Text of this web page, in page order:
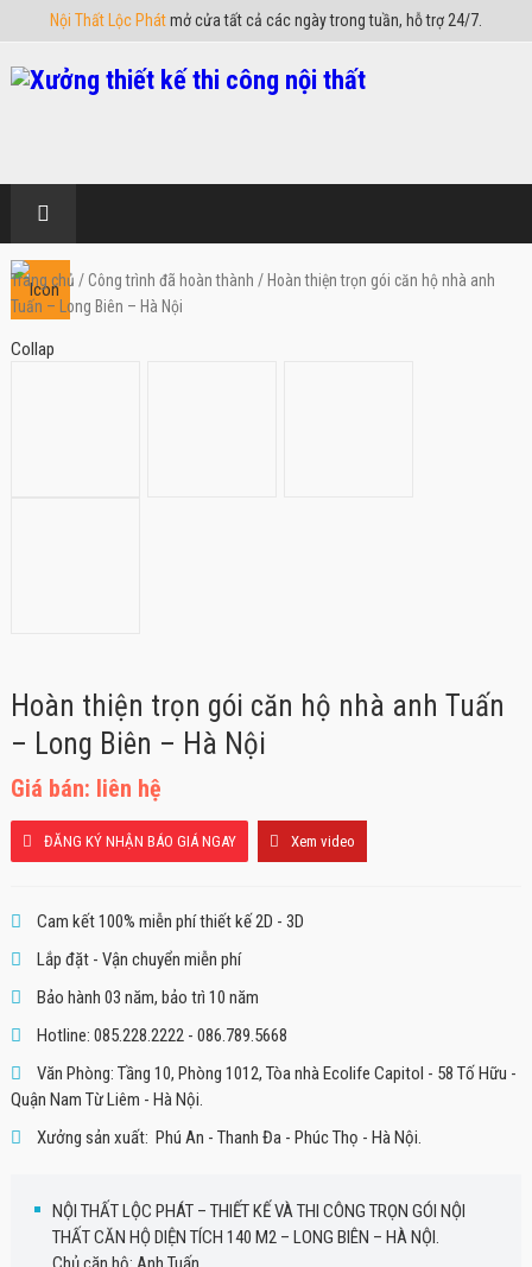
Nội Thất Lộc Phátmở cửa tất cả các ngày trong tuần, hỗ trợ 24/7.
Trang chủ /Công trình đã hoàn thành / Hoàn thiện trọn gói căn hộ nhà anh
Tuấn – Long Biên – Hà Nội
Hoàn thiện trọn gói căn hộ nhà anh Tuấn
– Long Biên – Hà Nội
Giá bán: liên hệ
ĐĂNG KÝ NHẬN BÁO GIÁ NGAY Xem video
Cam kết 100% miễn phí thiết kế 2D - 3D
Lắp đặt - Vận chuyển miễn phí
Bảo hành 03 năm, bảo trì 10 năm
Hotline: 085.228.2222 - 086.789.5668
Văn Phòng: Tầng 10, Phòng 1012, Tòa nhà Ecolife Capitol - 58 Tố Hữu -
Quận Nam Từ Liêm - Hà Nội.
Xưởng sản xuất: Phú An - Thanh Đa - Phúc Thọ - Hà Nội.
NỘI THẤT LỘC PHÁT – THIẾT KẾ VÀ THI CÔNG TRỌN GÓI NỘI
THẤT CĂN HỘ DIỆN TÍCH 140 M2 – LONG BIÊN – HÀ NỘI.